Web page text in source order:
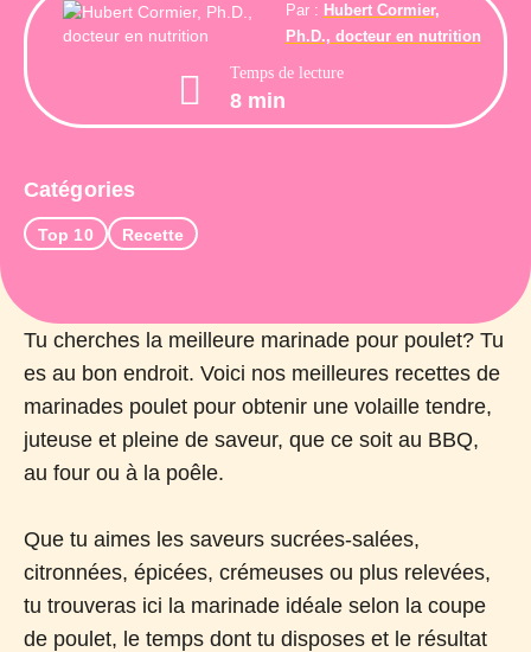
Par : Hubert Cormier,
Ph.D., docteur en nutrition
Temps de lecture
8 min
Catégories
Top 10 Recette
Tu cherches la meilleure marinade pour poulet? Tu
es au bon endroit. Voici nos meilleures recettes de
marinades poulet pour obtenir une volaille tendre,
juteuse et pleine de saveur, que ce soit au BBQ,
au four ou à la poêle.
Que tu aimes les saveurs sucrées-salées,
citronnées, épicées, crémeuses ou plus relevées,
tu trouveras ici la marinade idéale selon la coupe
de poulet, le temps dont tu disposes et le résultat